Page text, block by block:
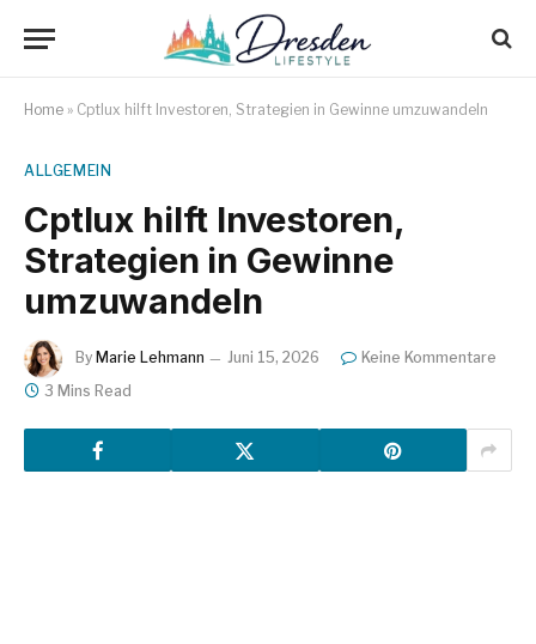
Home » Cptlux hilft Investoren, Strategien in Gewinne umzuwandeln
ALLGEMEIN
Cptlux hilft Investoren,
Strategien in Gewinne
umzuwandeln
By Marie Lehmann Juni 15, 2026
Keine Kommentare
3 Mins Read